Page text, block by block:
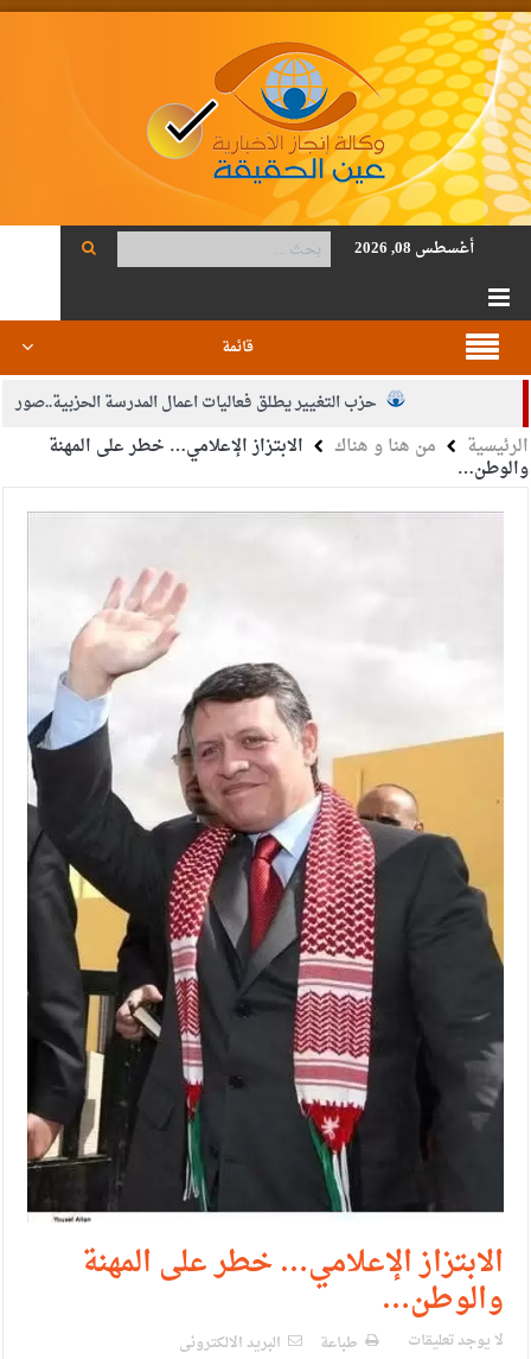
أغسطس 08, 2026
قائمة
حزب التغيير يطلق فعاليات اعمال المدرسة الحزبية..صور
الجيش يفتح باب التجنيد لحملة البكالوريوس في الحقوق والقانون
النواب يقر مشروع تعديل قانون الملكية العقارية
القاضي يلتقي رؤساء تحرير الصحف اليومية ويؤكد حرص مجلس
النواب على شراكة فاعلة مع الإعلام
دعوة المكلفين بخدمة العلم (الدفعة الثالثة) إلى مراجعة منصة خدمة
العلم
الملك يلتقي مجموعة من رفاق السلاح
الملك يتلقى اتصالا هاتفيا من العاهل البحريني
القاضي محمود أحمد فريحات.. مبارك ومزيدا من التوفيق
الرئيسية من هنا و هناك الابتزاز الإعلامي… خطر على المهنة
والوطن…
الابتزاز الإعلامي… خطر على المهنة
والوطن…
لا يوجد تعليقات طباعة البريد الالكترونى